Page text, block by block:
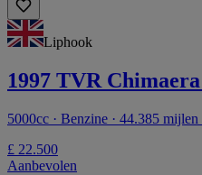
Liphook
1997 TVR Chimaera
5000cc · Benzine · 44.385
£ 22.500
Aanbevolen